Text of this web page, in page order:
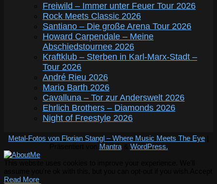
Freiwild – Immer unter Feuer Tour 2026
Rock Meets Classic 2026
Santiano – Die große Arena Tour 2026
Howard Carpendale – Meine
Abschiedstournee 2026
Kraftklub – Sterben in Karl-Marx-Stadt –
Tour 2026
André Rieu 2026
Mario Barth 2026
Cavalluna – Tor zur Anderswelt 2026
Ehrlich Brothers – Diamonds 2026
Night of Freestyle 2026
Metal-Fotos von Florian Stangl – Where Music Meets The Eye
Mantra& WordPress.
Read More